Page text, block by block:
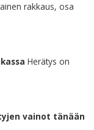
rakkaus, osa
Herätys on
vainot tänään